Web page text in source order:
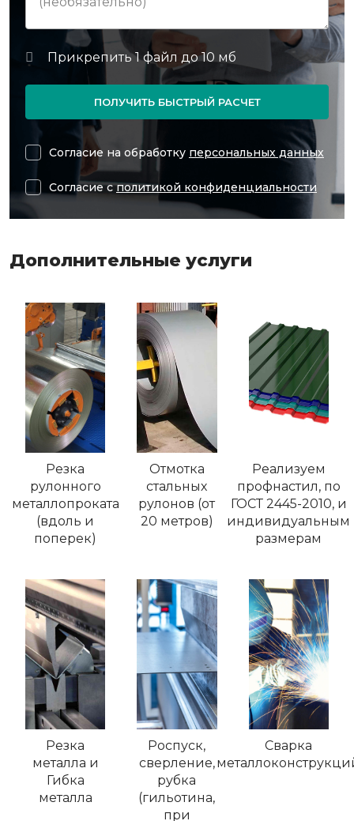
ПОЛУЧИТЬ БЫСТРЫЙ РАСЧЕТ
Согласие на обработку персональных данных
Согласие сполитикой конфиденциальности
Дополнительные услуги
Резка
рулонного
металлопроката
(вдоль и
поперек)
Отмотка
стальных
рулонов (от
20 метров)
Реализуем
профнастил, по
ГОСТ 2445-2010, и
индивидуальным
размерам
Резка
металла и
Гибка
металла
Роспуск,
сверление,
рубка
(гильотина,
при
Сварка